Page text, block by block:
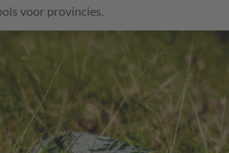
voor provincies.